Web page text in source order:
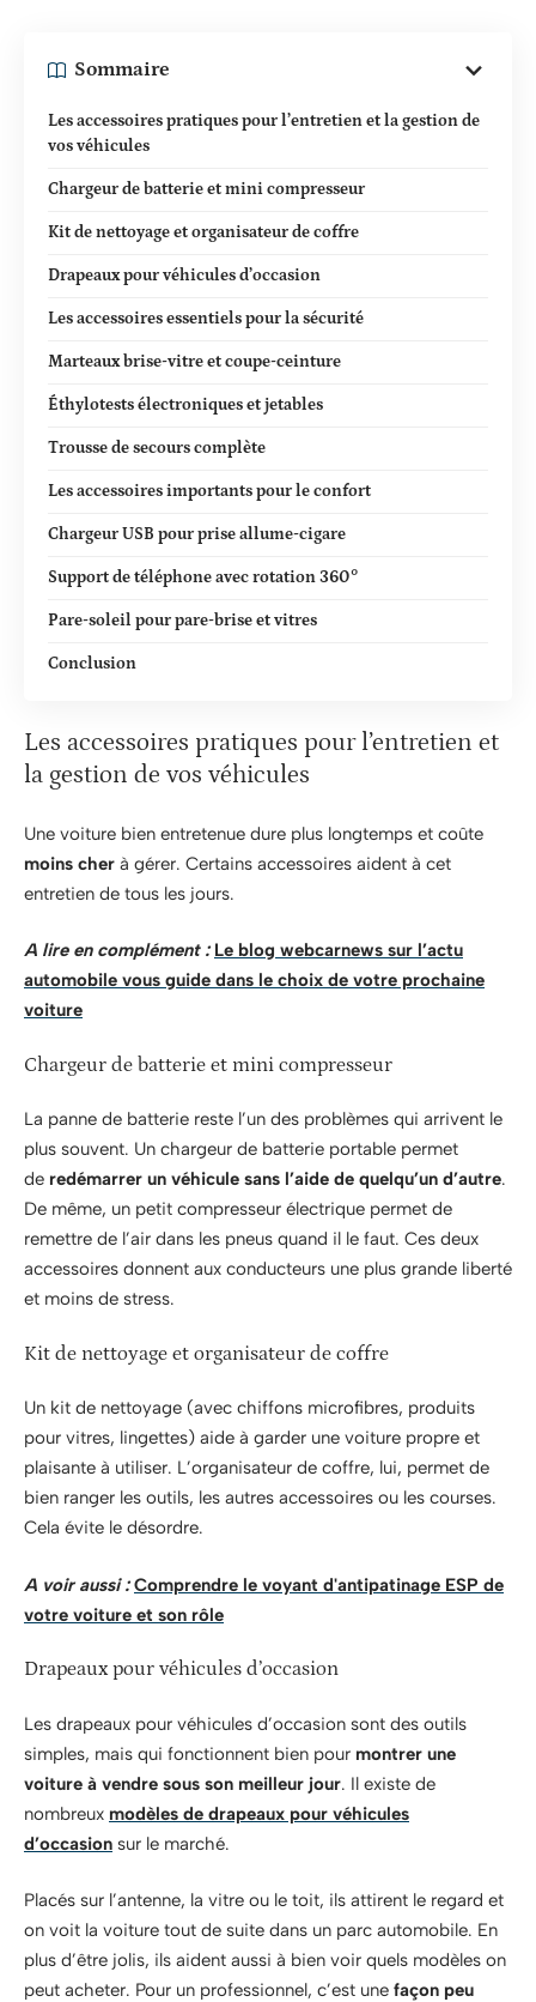
Sommaire
Les accessoires pratiques pour l’entretien et la gestion de
vos véhicules
Chargeur de batterie et mini compresseur
Kit de nettoyage et organisateur de coffre
Drapeaux pour véhicules d’occasion
Les accessoires essentiels pour la sécurité
Marteaux brise-vitre et coupe-ceinture
Éthylotests électroniques et jetables
Trousse de secours complète
Les accessoires importants pour le confort
Chargeur USB pour prise allume-cigare
Support de téléphone avec rotation 360°
Pare-soleil pour pare-brise et vitres
Conclusion
Les accessoires pratiques pour l’entretien et
la gestion de vos véhicules
Une voiture bien entretenue dure plus longtemps et coûte
moins cher à gérer. Certains accessoires aident à cet
entretien de tous les jours.
A lire en complément : Le blog webcarnews sur l’actu
automobile vous guide dans le choix de votre prochaine
voiture
Chargeur de batterie et mini compresseur
La panne de batterie reste l’un des problèmes qui arrivent le
plus souvent. Un chargeur de batterie portable permet
de redémarrer un véhicule sans l’aide de quelqu’un d’autre.
De même, un petit compresseur électrique permet de
remettre de l’air dans les pneus quand il le faut. Ces deux
accessoires donnent aux conducteurs une plus grande liberté
et moins de stress.
Kit de nettoyage et organisateur de coffre
Un kit de nettoyage (avec chiffons microfibres, produits
pour vitres, lingettes) aide à garder une voiture propre et
plaisante à utiliser. L’organisateur de coffre, lui, permet de
bien ranger les outils, les autres accessoires ou les courses.
Cela évite le désordre.
A voir aussi : Comprendre le voyant d'antipatinage ESP de
votre voiture et son rôle
Drapeaux pour véhicules d’occasion
Les drapeaux pour véhicules d’occasion sont des outils
simples, mais qui fonctionnent bien pour montrer une
voiture à vendre sous son meilleur jour. Il existe de
nombreux modèles de drapeaux pour véhicules
d’occasion sur le marché.
Placés sur l’antenne, la vitre ou le toit, ils attirent le regard et
on voit la voiture tout de suite dans un parc automobile. En
plus d’être jolis, ils aident aussi à bien voir quels modèles on
peut acheter. Pour un professionnel, c’est une façon peu